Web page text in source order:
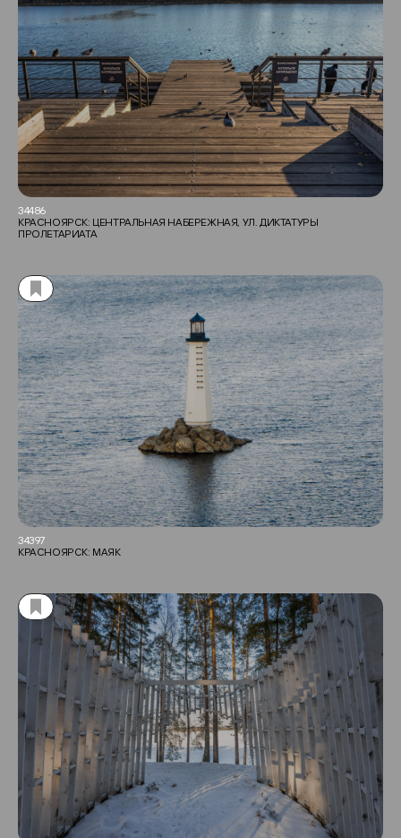
34486
КРАСНОЯРСК: ЦЕНТРАЛЬНАЯ НАБЕРЕЖНАЯ, УЛ. ДИКТАТУРЫ
ПРОЛЕТАРИАТА
34397
КРАСНОЯРСК: МАЯК